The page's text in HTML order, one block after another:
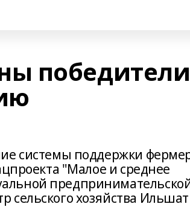
победители
системы поддержки
"Малое и среднее
хозяйства Ильшат